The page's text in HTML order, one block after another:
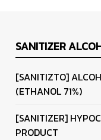
SANITIZER
[SANITIZTO]
(ETHANOL 71%)
[SANITIZER]
PRODUCT